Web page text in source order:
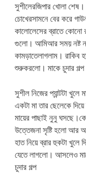
সুশীলেরজিপার খোলা শেষ।
চোখেরসামনে বের করে
কালোলেসের ব্রাতে কোনো
গুলো। আমিআর সময় নষ্ট
কামড়াতেলাগলাম। রাকিব
শুরুকরলো। মাকে চুদার গল্প
সুশীল নিজের প্যান্টটা খুলে
একটা মা তার ছেলেকে
মায়ের পাছাই নুনু
উত্তেজনা সৃষ্টি হলো আর
হাত নিয়ে ব্রার হুকটা খুলে
যেতে লাগলো। আসলেও
চুদার গল্প